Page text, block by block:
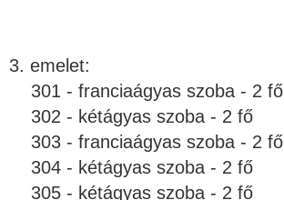
3. emelet:
301 - franciaágyas szoba - 2 fő
302 - kétágyas szoba - 2 fő
303 - franciaágyas szoba - 2 fő
304 - kétágyas szoba - 2 fő
305 - kétágyas szoba - 2 fő